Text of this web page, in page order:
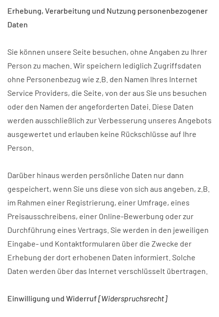
Erhebung, Verarbeitung und Nutzung personenbezogener
Daten
Sie können unsere Seite besuchen, ohne Angaben zu Ihrer
Person zu machen. Wir speichern lediglich Zugriffsdaten
ohne Personenbezug wie z.B. den Namen Ihres Internet
Service Providers, die Seite, von der aus Sie uns besuchen
oder den Namen der angeforderten Datei. Diese Daten
werden ausschließlich zur Verbesserung unseres Angebots
ausgewertet und erlauben keine Rückschlüsse auf Ihre
Person.
Darüber hinaus werden persönliche Daten nur dann
gespeichert, wenn Sie uns diese von sich aus angeben, z.B.
im Rahmen einer Registrierung, einer Umfrage, eines
Preisausschreibens, einer Online-Bewerbung oder zur
Durchführung eines Vertrags. Sie werden in den jeweiligen
Eingabe- und Kontaktformularen über die Zwecke der
Erhebung der dort erhobenen Daten informiert. Solche
Daten werden über das Internet verschlüsselt übertragen.
Einwilligung und Widerruf[Widerspruchsrecht]